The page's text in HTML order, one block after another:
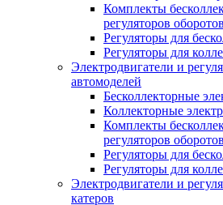
Комплекты
регуляторов оборотов
Регуляторы для
Регуляторы для
Электродвигатели и
автомоделей
Бесколлекторные
Коллекторные
Комплекты
регуляторов оборотов
Регуляторы для
Регуляторы для
Электродвигатели и
катеров